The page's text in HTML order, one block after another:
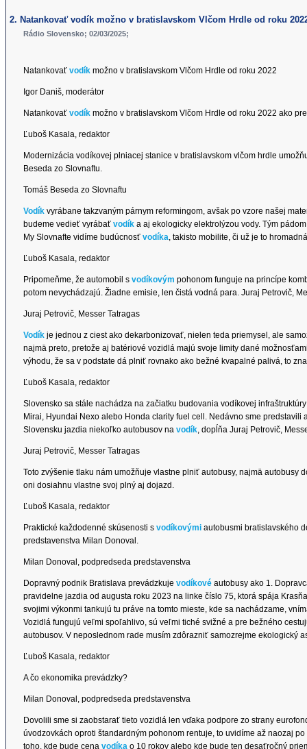
2. Natankovať vodík možno v bratislavskom Vlčom Hrdle od roku
Rádio Slovensko; 02/03/2025;
Natankovať vodík možno v bratislavskom Vlčom Hrdle od roku 2022
Igor Daniš, moderátor
Natankovať vodík možno v bratislavskom Vlčom Hrdle od roku 2022 ako
Ľuboš Kasala, redaktor
Modernizácia vodíkovej plniacej stanice v bratislavskom vlčom hrdle
Beseda zo Slovnaftu.
Tomáš Beseda zo Slovnaftu
Vodík vyrábane takzvaným párnym reformingom, avšak po vzore našej
budeme vedieť vyrábať vodík a aj ekologicky elektrolýzou vody. Tým
My Slovnafte vidíme budúcnosť vodíka, takisto mobilite, či už je to
Ľuboš Kasala, redaktor
Pripomeňme, že automobil s vodíkovým pohonom funguje na princípe
potom nevychádzajú. Žiadne emisie, len čistá vodná para. Juraj Petrovič,
Juraj Petrovič, Messer Tatragas
Vodík je jednou z ciest ako dekarbonizovať, nielen teda priemysel, ale
najmä preto, pretože aj batériové vozidlá majú svoje limity dané
výhodu, že sa v podstate dá plniť rovnako ako bežné kvapalné palivá, to
Ľuboš Kasala, redaktor
Slovensko sa stále nachádza na začiatku budovania vodíkovej
Mirai, Hyundai Nexo alebo Honda clarity fuel cell. Nedávno sme
Slovensku jazdia niekoľko autobusov na vodík, dopĺňa Juraj Petrovič,
Juraj Petrovič, Messer Tatragas
Toto zvýšenie tlaku nám umožňuje vlastne plniť autobusy, najmä autobusy
oni dosiahnu vlastne svoj plný aj dojazd.
Ľuboš Kasala, redaktor
Praktické každodenné skúsenosti s vodíkovými autobusmi bratislavského
predstavenstva Milan Donoval.
Milan Donoval, podpredseda predstavenstva
Dopravný podnik Bratislava prevádzkuje vodíkové autobusy ako 1.
pravidelne jazdia od augusta roku 2023 na linke číslo 75, ktorá spája
svojimi výkonmi tankujú tu práve na tomto mieste, kde sa nachádzame,
Vozidlá fungujú veľmi spoľahlivo, sú veľmi tiché svižné a pre bežného
autobusov. V neposlednom rade musím zdôrazniť samozrejme ekologický
Ľuboš Kasala, redaktor
A čo ekonomika prevádzky?
Milan Donoval, podpredseda predstavenstva
Dovolili sme si zaobstarať tieto vozidlá len vďaka podpore zo strany
úvodzovkách oproti štandardným pohonom rentuje, to uvidíme až naozaj
toho, kde bude cena vodíka o 10 rokov alebo kde bude ten desaťročný